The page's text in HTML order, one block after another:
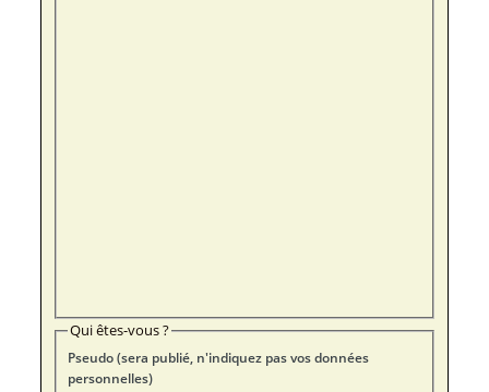
Qui êtes-vous ?
Pseudo (sera publié, n'indiquez pas vos données
personnelles)